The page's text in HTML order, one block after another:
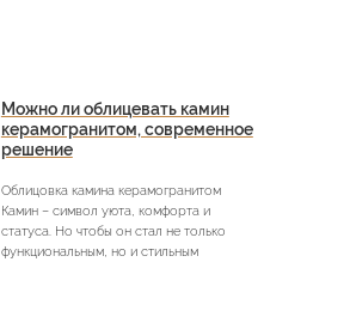
Можно ли облицевать камин
керамогранитом, современное
решение
Облицовка камина керамогранитом
Камин – символ уюта, комфорта и
статуса. Но чтобы он стал не только
функциональным, но и стильным